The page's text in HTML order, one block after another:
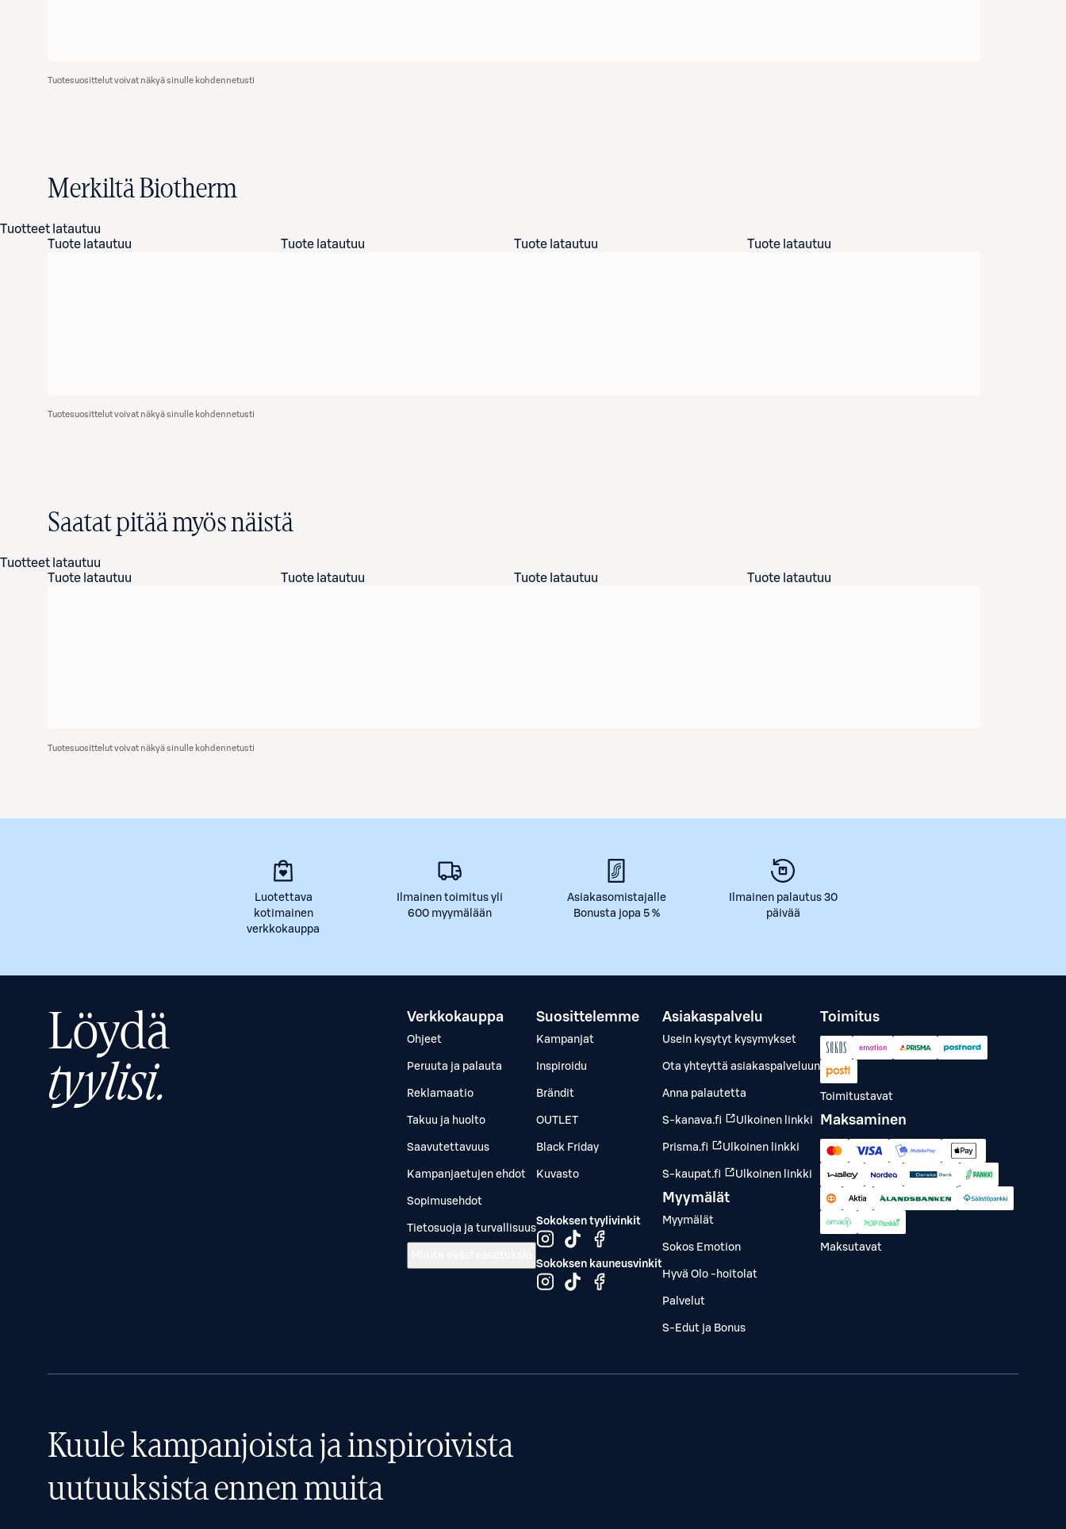
Tuotesuosittelut voivat näkyä sinulle kohdennetusti
Merkiltä Biotherm
Tuotteet latautuu
Tuote latautuu
Tuote latautuu Tuote latautuu Tuote latautuu
Tuotesuosittelut voivat näkyä sinulle kohdennetusti
Saatat pitää myös näistä
Tuotteet latautuu
Tuote latautuu
Tuote latautuu Tuote latautuu Tuote latautuu
Tuotesuosittelut voivat näkyä sinulle kohdennetusti
Luotettava
kotimainen
verkkokauppa
Ilmainen toimitus yli
600 myymälään
Asiakasomistajalle
Bonusta jopa 5 %
Ilmainen palautus 30
päivää
Löydä
tyylisi.
Verkkokauppa
Ohjeet
Peruuta ja palauta
Reklamaatio
Takuu ja huolto
Saavutettavuus
Kampanjaetujen ehdot
Sopimusehdot
Tietosuoja ja turvallisuus
Suosittelemme
Kampanjat
Inspiroidu
Brändit
OUTLET
Black Friday
Kuvasto
Sokoksen tyylivinkit
Sokoksen kauneusvinkit
Asiakaspalvelu
Usein kysytyt kysymykset
Ota yhteyttä asiakaspalveluun
Anna palautetta
S-kanava.fi Ulkoinen linkki
Prisma.fi Ulkoinen linkki
S-kaupat.fi Ulkoinen linkki
Myymälät
Myymälät
Sokos Emotion
Hyvä Olo -hoitolat
Palvelut
S-Edut ja Bonus
Toimitus
Toimitustavat
Maksaminen
Maksutavat
Kuule kampanjoista ja inspiroivista
uutuuksista ennen muita